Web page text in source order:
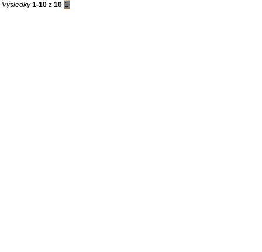
Výsledky1-10 z 10 1